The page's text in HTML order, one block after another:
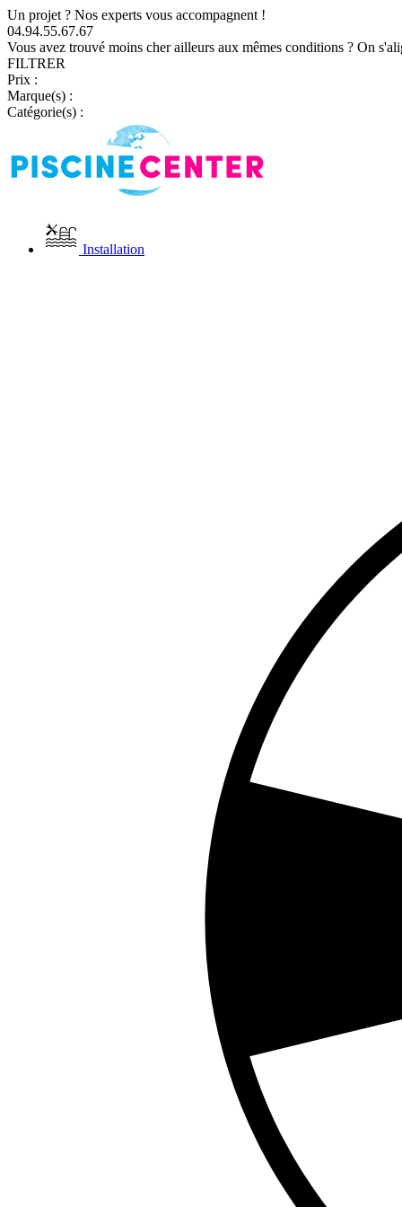
Un projet ? Nos experts vous accompagnent !
04.94.55.67.67
Vous avez trouvé moins cher ailleurs aux mêmes conditions ? On
FILTRER
Prix :
Marque(s) :
Catégorie(s) :
Installation